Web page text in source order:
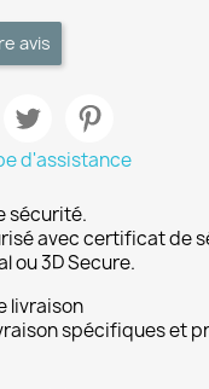
avis
d'assistance
sécurité.
avec certificat de
ou 3D Secure.
livraison
spécifiques et